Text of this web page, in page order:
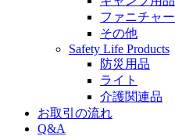
ファニチャー
その他
Safety Life Products
防災用品
ライト
介護関連品
お取引の流れ
Q&A